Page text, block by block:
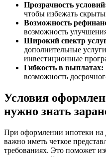
Прозрачность
чтобы избежать
Возможность
возможность
Широкий спектр
дополнительные
инвестиционные
Гибкость в выплатах:
возможность
Условия
нужно знать
При оформлении ипотеки на
важно иметь четкое
требованиях. Это поможет